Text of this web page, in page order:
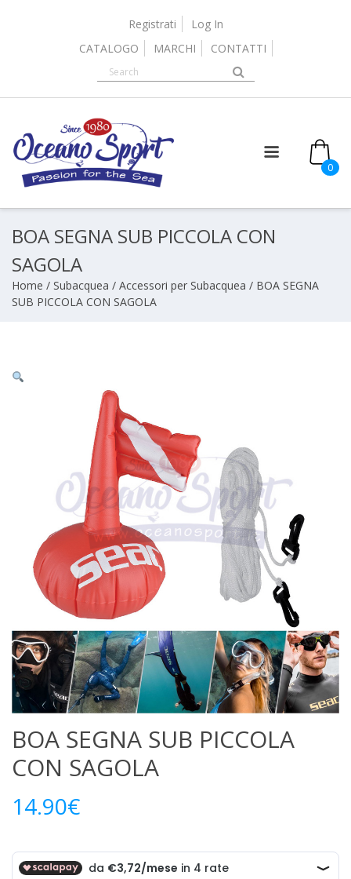
Registrati
Log In
CATALOGO
MARCHI CONTATTI
0
BOA SEGNA SUB PICCOLA CON
SAGOLA
Home / Subacquea / Accessori per Subacquea / BOA SEGNA
SUB PICCOLA CON SAGOLA
BOA SEGNA SUB PICCOLA
CON SAGOLA
14.90€